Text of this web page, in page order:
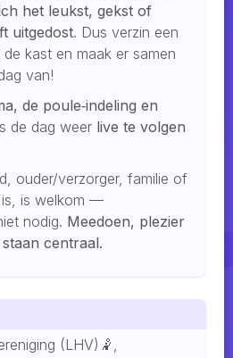
het leukst, gekst of
uitgedost. Dus verzin een
kast en maak er samen
van!
de poule‑indeling en
de dag weer live te volgen
ouder/verzorger, familie of
is, is welkom —
nodig. Meedoen, plezier
centraal.
(LHV)🤾,